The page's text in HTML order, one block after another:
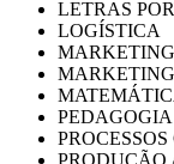
LETRAS
LOGÍSTICA
MARKETING
PEDAGOGIA